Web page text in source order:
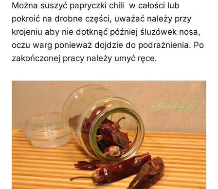
Można suszyć papryczki chili w całości lub
pokroić na drobne części, uważać należy przy
krojeniu aby nie dotknąć później śluzówek nosa,
oczu warg ponieważ dojdzie do podrażnienia. Po
zakończonej pracy należy umyć ręce.